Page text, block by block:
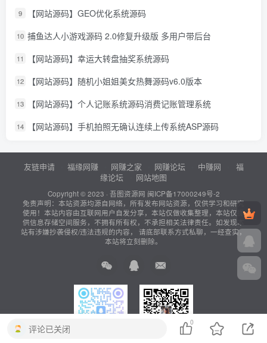
9 【网站源码】GEO优化系统源码
10 捕鱼达人小游戏源码 2.0修复升级版 多用户带后台
11 【网站源码】幸运大转盘抽奖系统源码
12 【网站源码】随机小姐姐美女热舞源码v6.0版本
13 【网站源码】个人记账系统源码消费记账管理系统
14 【网站源码】手机拍照无确认连续上传系统ASP源码
友链申请 福缘网赚 网赚之家 网赚论坛 中赚网
福
缘论坛
网站地图
Copyright © 2023 · 吾图资源网 闽ICP备17000249号-2
免责声明：本站资源均源自网络，所有发布网站资源，仅供学习和研究
使用！本站内容由互联网用户自发分享，本站仅做收集整理，本站仅提
供信息存储空间服务，不拥有所有权，不承担相关法律责任。如发现本
站有涉嫌抄袭侵权/违法违规的内容， 请底部联系方式私聊，一经查实，
本站将立刻删除。
评论已关闭
0